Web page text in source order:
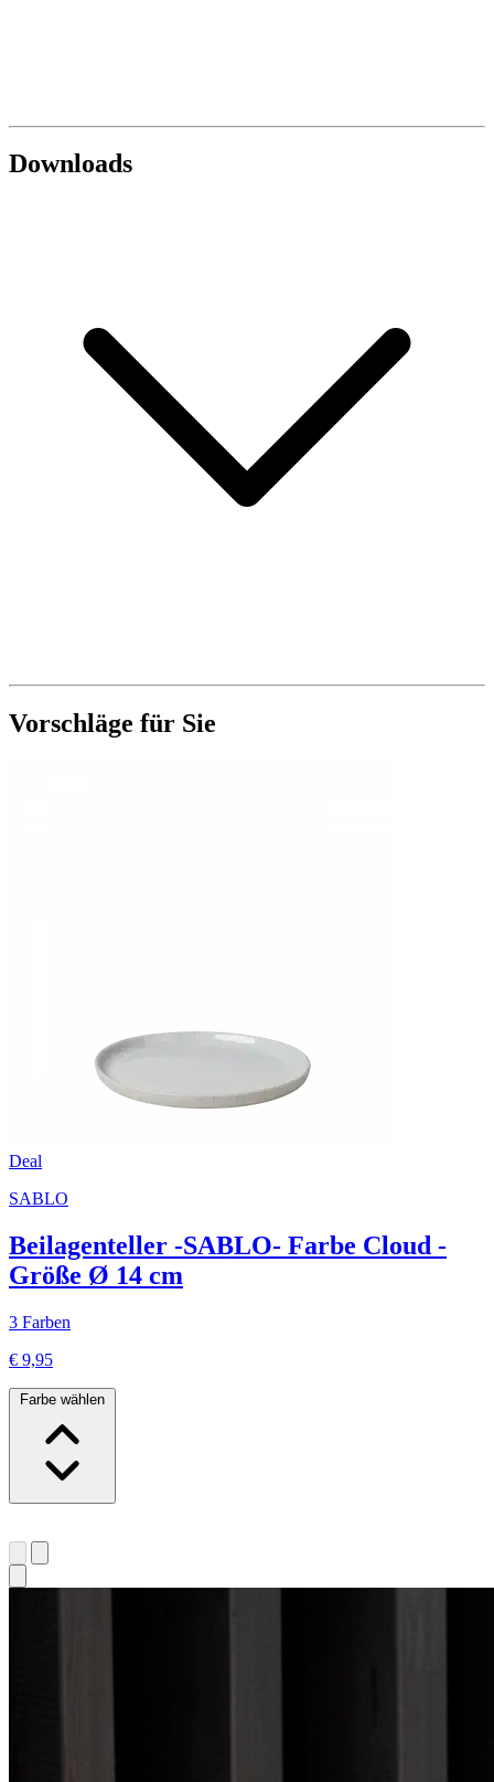
Downloads
Vorschläge für Sie
Deal
SABLO
Beilagenteller -SABLO- Farbe Cloud -
Größe Ø 14 cm
3 Farben
€ 9,95
Farbe wählen